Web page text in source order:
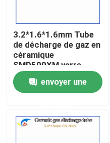
Contrôle de la qualité
Nous contacter
Nouvelles
Les affaires
3.2*1.6*1.6mm Tube
de décharge de gaz en
céramique
SMD500XM verre
500V
envoyer une